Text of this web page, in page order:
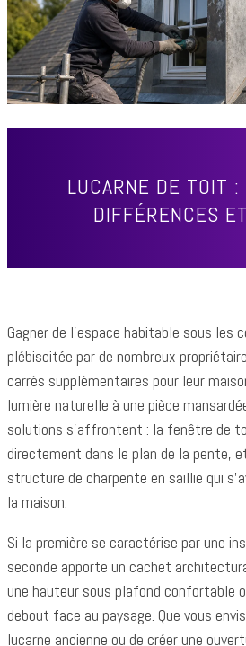
LUCARNE DE TOIT :
DIFFÉRENCES
Gagner de l'espace habitable sous les
plébiscitée par de nombreux
carrés supplémentaires pour leur
lumière naturelle à une pièce
solutions s'affrontent : la fenêtre de
directement dans le plan de la pente,
structure de charpente en saillie qui
la maison.
Si la première se caractérise par une
seconde apporte un cachet
une hauteur sous plafond confortable
debout face au paysage. Que vous
lucarne ancienne ou de créer une